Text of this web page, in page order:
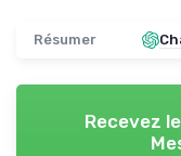
Résumer
Recevez